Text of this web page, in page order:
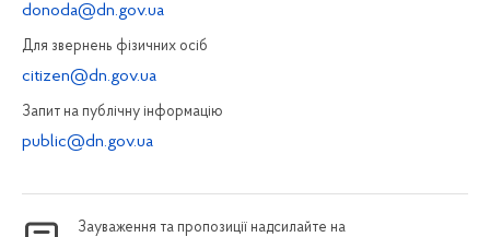
donoda@dn.gov.ua
Для звернень фізичних осiб
citizen@dn.gov.ua
Запит на публiчну інформацiю
public@dn.gov.ua
Зауваження та пропозиції надсилайте на